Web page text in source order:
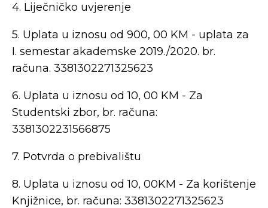
4. Liječničko uvjerenje
5. Uplata u iznosu od 900, 00 KM - uplata za
I. semestar akademske 2019./2020. br.
računa. 3381302271325623
6. Uplata u iznosu od 10, 00 KM - Za
Studentski zbor, br. računa:
3381302231566875
7. Potvrda o prebivalištu
8. Uplata u iznosu od 10, 00KM - Za korištenje
Knjižnice, br. računa: 3381302271325623